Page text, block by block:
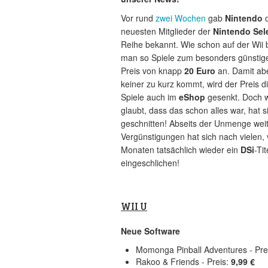
Vor rund zwei Wochen gab Nintendo
neuesten Mitglieder der Nintendo
Reihe bekannt. Wie schon auf der Wii
man so Spiele zum besonders
Preis von knapp 20 Euro an. Damit
keiner zu kurz kommt, wird der Preis
Spiele auch im eShop gesenkt. Doch
glaubt, dass das schon alles war, hat
geschnitten! Abseits der Unmenge
Vergünstigungen hat sich nach vielen,
Monaten tatsächlich wieder ein DSi-
eingeschlichen!
WII U
Neue Software
Momonga Pinball Adventures -
Rakoo & Friends - Preis: 9,99 €